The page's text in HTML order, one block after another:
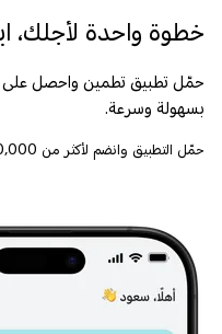
خطوة واحدة لأجلك،
حمّل تطبيق تطمين واحصل
بسهولة وسرعة.
حمّل التطبيق وانضم لأكثر من